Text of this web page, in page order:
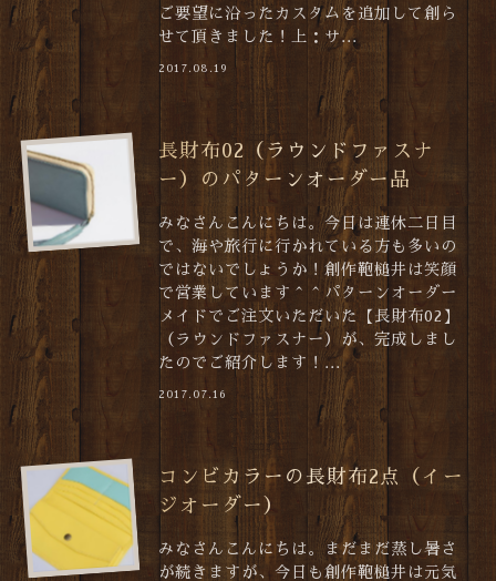
ご要望に沿ったカスタムを追加して創ら
せて頂きました！上：サ...
2017.08.19
長財布02（ラウンドファスナ
ー）のパターンオーダー品
みなさんこんにちは。今日は連休二日目
で、海や旅行に行かれている方も多いの
ではないでしょうか！創作鞄槌井は笑顔
で営業しています＾＾パターンオーダー
メイドでご注文いただいた【長財布02】
（ラウンドファスナー）が、完成しまし
たのでご紹介します！...
2017.07.16
コンビカラーの長財布2点（イー
ジオーダー）
みなさんこんにちは。まだまだ蒸し暑さ
が続きますが、今日も創作鞄槌井は元気